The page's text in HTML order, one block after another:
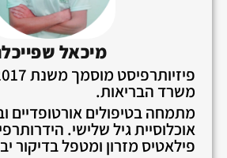
מיכאל
משרד הבריאות.
מתמחה בטיפולים אורטופדיים
אוכלוסיית גיל שלישי.
פילאטיס מזרון ומטפל בדיקור